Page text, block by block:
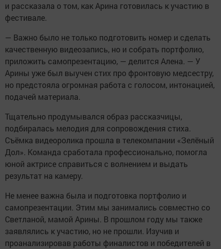
и рассказала о том, как Арина готовилась к участию в
фестивале.
— Важно было не только подготовить номер и сделать
качественную видеозапись, но и собрать портфолио,
приложить самопрезентацию, — делится Алена. — У
Арины уже был выучен стих про фронтовую медсестру,
но предстояла огромная работа с голосом, интонацией,
подачей материала.
Тщательно продумывался образ рассказчицы,
подбиралась мелодия для сопровождения стиха.
Съёмка видеоролика прошла в телекомпании «Зелёный
Дол». Команда сработала профессионально, помогла
юной актрисе справиться с волнением и выдать
результат на камеру.
Не менее важна была и подготовка портфолио и
самопрезентации. Этим мы занимались совместно со
Светланой, мамой Арины. В прошлом году мы также
заявлялись к участию, но не прошли. Изучив и
проанализировав работы финалистов и победителей в